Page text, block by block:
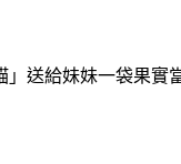
送給妹妹一袋果實